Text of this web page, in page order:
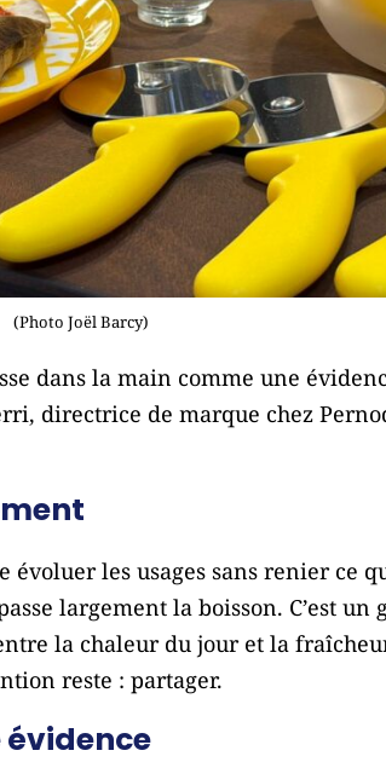
(Photo Joël Barcy)
dans la main comme une
directrice de marque chez
les usages sans renier ce
largement la boisson. C’est un
la chaleur du jour et la
reste : partager.